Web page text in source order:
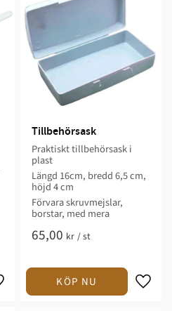
Tillbehörsask
Praktiskt tillbehörsask i
plast
Längd 16cm, bredd 6,5 cm,
höjd 4 cm
Förvara skruvmejslar,
borstar, med mera​
65,00 kr /st